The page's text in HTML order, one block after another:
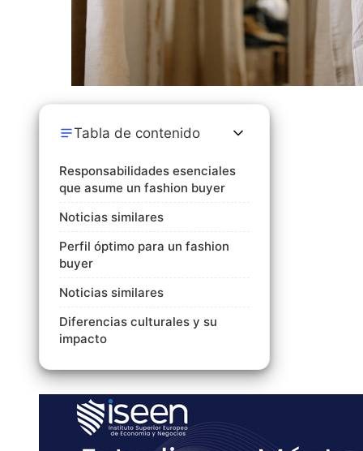
Tabla de contenido
Responsabilidades esenciales
que asume un fashion buyer
Noticias similares
Perfil óptimo para un fashion
buyer
Noticias similares
Diferencias culturales y su
impacto